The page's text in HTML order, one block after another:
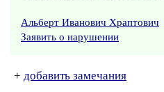
Альберт Иванович Храптович
Заявить о нарушении
+ добавить замечания